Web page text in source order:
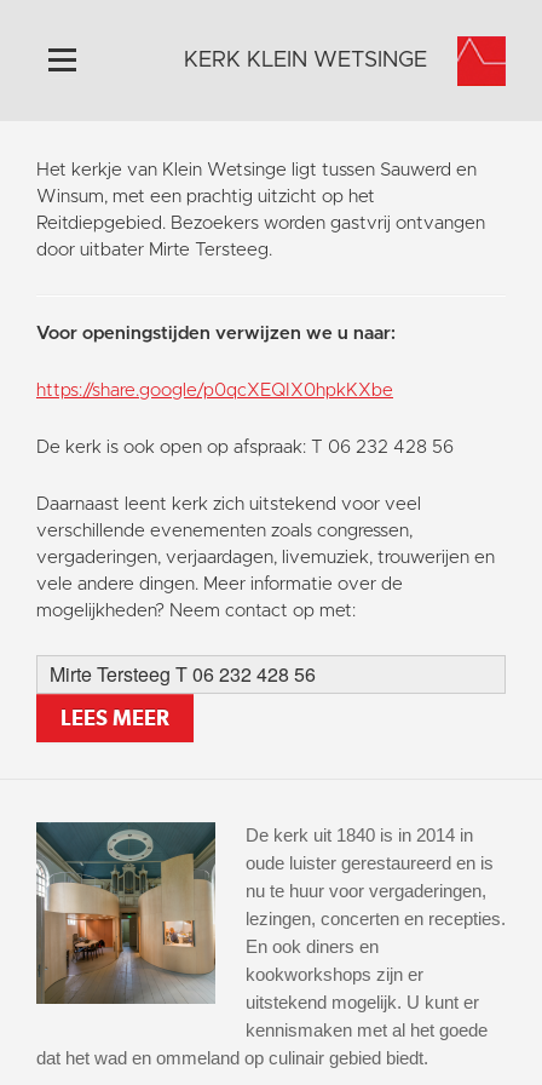
Home
Algemeen
Historie
Contact
Vaktaal
KERK KLEIN WETSINGE
Het kerkje van Klein Wetsinge ligt tussen Sauwerd en
Winsum, met een prachtig uitzicht op het
Reitdiepgebied. Bezoekers worden gastvrij ontvangen
door uitbater Mirte Tersteeg.
Voor openingstijden verwijzen we u naar:
https://share.google/p0qcXEQIX0hpkKXbe
De kerk is ook open op afspraak: T 06 232 428 56
Daarnaast leent kerk zich uitstekend voor veel
verschillende evenementen zoals congressen,
vergaderingen, verjaardagen, livemuziek, trouwerijen en
vele andere dingen. Meer informatie over de
mogelijkheden? Neem contact op met:
Mirte Tersteeg T 06 232 428 56
LEES MEER
De kerk uit 1840 is in 2014 in
oude luister gerestaureerd en is
nu te huur voor vergaderingen,
lezingen, concerten en recepties.
En ook diners en
kookworkshops zijn er
uitstekend mogelijk. U kunt er
kennismaken met al het goede
dat het wad en ommeland op culinair gebied biedt.